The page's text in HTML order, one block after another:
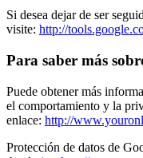
Si desea dejar de ser
visite: http://
Para saber más
Puede obtener más
el comportamiento y la
enlace: http://
Protección de datos de